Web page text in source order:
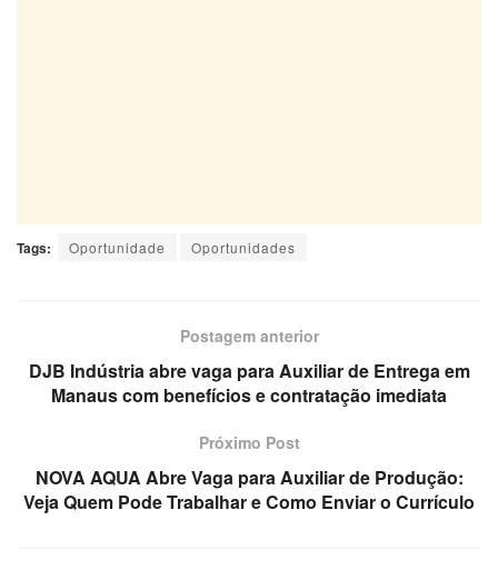
Tags: Oportunidade Oportunidades
Postagem anterior
DJB Indústria abre vaga para Auxiliar de Entrega em
Manaus com benefícios e contratação imediata
Próximo Post
NOVA AQUA Abre Vaga para Auxiliar de Produção:
Veja Quem Pode Trabalhar e Como Enviar o Currículo